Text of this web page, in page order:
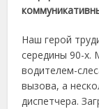
Наш герой
середины 90-х.
водителем-
вызова, а
диспетчера.